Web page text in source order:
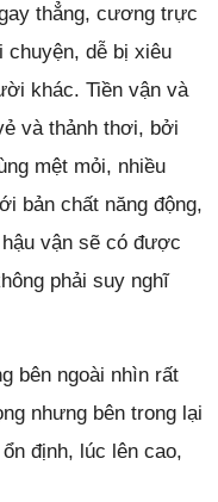
thẳng, cương trực
chuyện, dễ bị xiêu
khác. Tiền vận và
và thảnh thơi, bởi
mệt mỏi, nhiều
bản chất năng động,
vận sẽ có được
phải suy nghĩ
bên ngoài nhìn rất
nhưng bên trong lại
định, lúc lên cao,